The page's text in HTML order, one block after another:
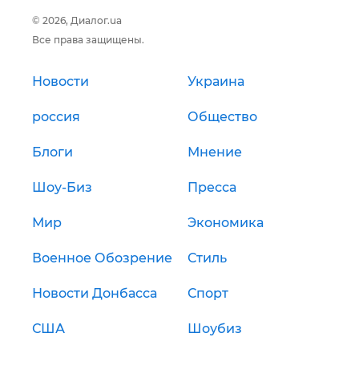
© 2026, Диалог.ua
Все права защищены.
Новости Украина
россия Общество
Блоги Мнение
Шоу-Биз Пресса
Мир Экономика
Военное Обозрение Стиль
Новости Донбасса Спорт
США Шоубиз